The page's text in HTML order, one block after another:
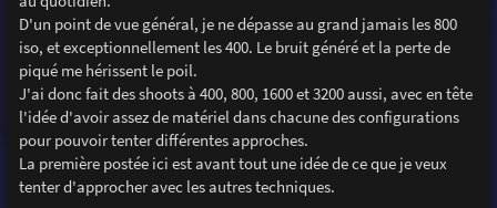
D'un point de vue général, je ne dépasse au grand jamais les 800
iso, et exceptionnellement les 400. Le bruit généré et la perte de
piqué me hérissent le poil.
J'ai donc fait des shoots à 400, 800, 1600 et 3200 aussi, avec en tête
l'idée d'avoir assez de matériel dans chacune des configurations
pour pouvoir tenter différentes approches.
La première postée ici est avant tout une idée de ce que je veux
tenter d'approcher avec les autres techniques.